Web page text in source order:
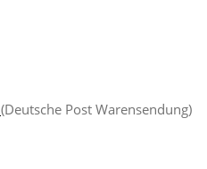
(Deutsche Post Warensendung)